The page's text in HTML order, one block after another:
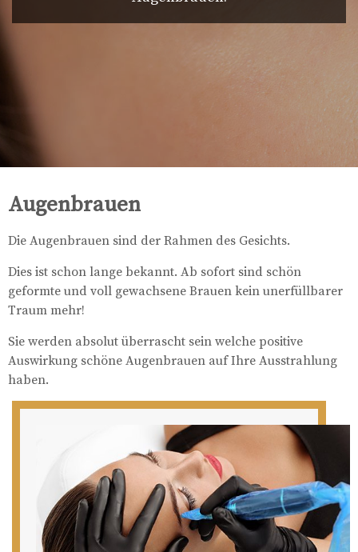
Augenbrauen
Die Augenbrauen sind der Rahmen des Gesichts.
Dies ist schon lange bekannt. Ab sofort sind schön
geformte und voll gewachsene Brauen kein unerfüllbarer
Traum mehr!
Sie werden absolut überrascht sein welche positive
Auswirkung schöne Augenbrauen auf Ihre Ausstrahlung
haben.